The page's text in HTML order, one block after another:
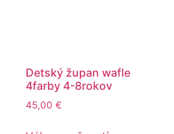
Detský župan wafle
4farby 4-8rokov
45,00 €